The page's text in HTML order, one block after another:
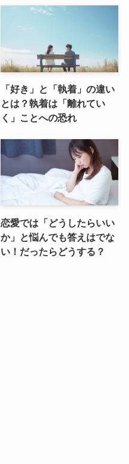
「好き」と「執着」の違い
とは？執着は「離れてい
く」ことへの恐れ
恋愛では「どうしたらいい
か」と悩んでも答えはでな
い！だったらどうする？